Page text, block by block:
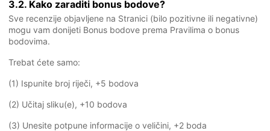
3.2. Kako zaraditi bonus bodove?
Sve recenzije objavljene na Stranici (bilo pozitivne ili negativne)
mogu vam donijeti Bonus bodove prema Pravilima o bonus
bodovima.
Trebat ćete samo:
(1) Ispunite broj riječi, +5 bodova
(2) Učitaj sliku(e), +10 bodova
(3) Unesite potpune informacije o veličini, +2 boda